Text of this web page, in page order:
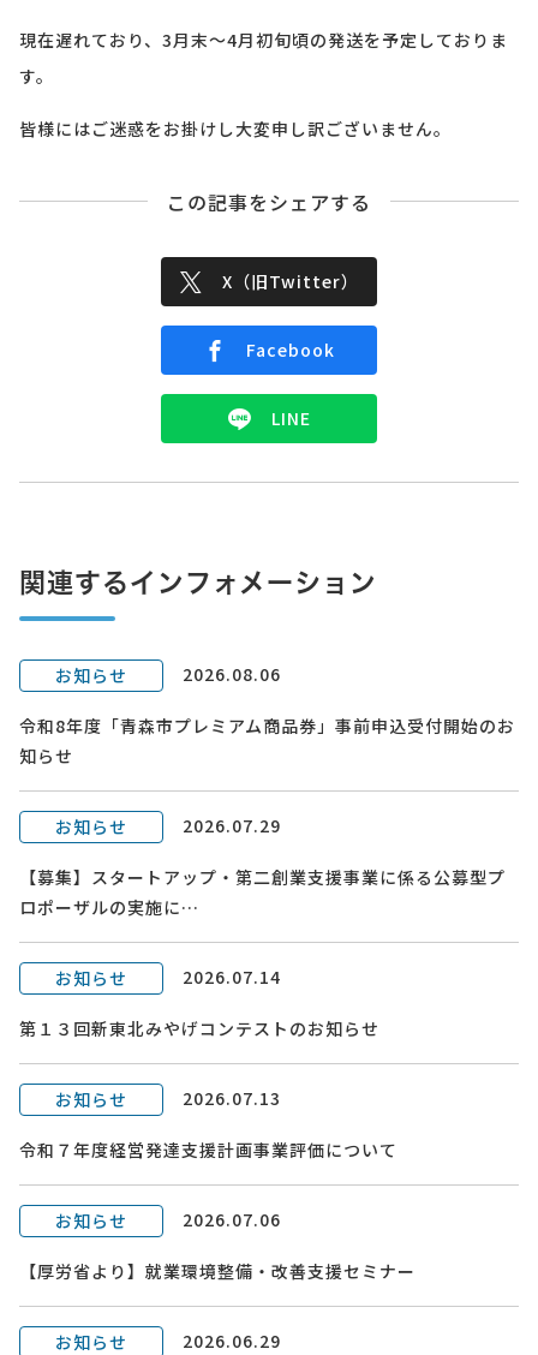
現在遅れており、3月末～4月初旬頃の発送を予定しておりま
す。
皆様にはご迷惑をお掛けし大変申し訳ございません。
この記事をシェアする
X（旧Twitter）
Facebook
LINE
関連するインフォメーション
お知らせ 2026.08.06
令和8年度「青森市プレミアム商品券」事前申込受付開始のお
知らせ
お知らせ 2026.07.29
【募集】スタートアップ・第二創業支援事業に係る公募型プ
ロポーザルの実施に…
お知らせ 2026.07.14
第１３回新東北みやげコンテストのお知らせ
お知らせ 2026.07.13
令和７年度経営発達支援計画事業評価について
お知らせ 2026.07.06
【厚労省より】就業環境整備・改善支援セミナー
お知らせ 2026.06.29